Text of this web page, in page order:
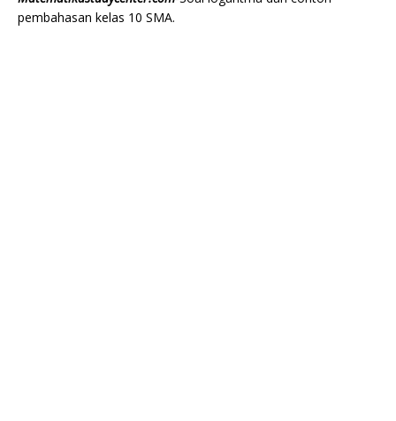
pembahasan kelas 10 SMA.